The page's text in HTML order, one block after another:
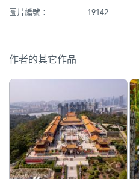
圖片編號：
19142
作者的其它作品